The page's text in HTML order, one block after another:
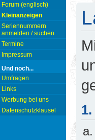
Forum (englisch)
Kleinanzeigen
Seriennummern
anmelden / suchen
Termine
Impressum
Und noch...
Umfragen
Links
Werbung bei uns
Datenschutzklausel